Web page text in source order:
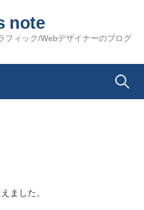
note
フィック/Webデザイナーのブログ
検
ました。